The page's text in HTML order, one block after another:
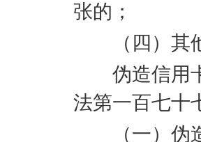
张的；
（四）其他
伪造信用卡
法第一百七十
（一）伪造